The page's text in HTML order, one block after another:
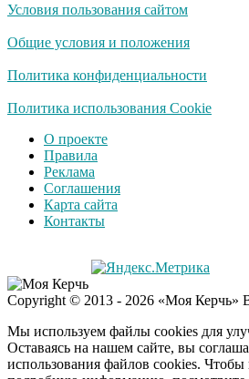
Скрытая камера на
люди вытворяют, когда
Ролик длится
смеяться вы будете
Королева вагона
отожгла! Видео не
оставит равнодушным
патриотизме
Плющенко отправляет
сына выступать за
Азербайджан
Условия пользования сайтом
Общие условия и положения
Политика конфиденциальности
Политика использования Cookie
О проекте
Правила
Реклама
Соглашения
Карта сайта
Контакты
Copyright © 2013 - 2026 «Моя Керчь»
Мы используем файлы cookies для
Оставаясь на нашем сайте, вы
использования файлов cookies. Чтобы